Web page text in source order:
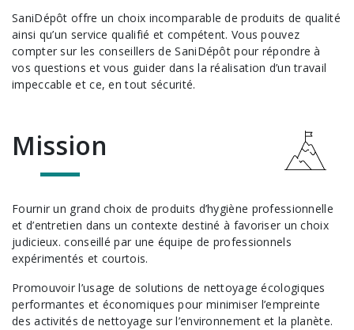
SaniDépôt offre un choix incomparable de produits de qualité
ainsi qu’un service qualifié et compétent. Vous pouvez
compter sur les conseillers de SaniDépôt pour répondre à
vos questions et vous guider dans la réalisation d’un travail
impeccable et ce, en tout sécurité.
Mission
Fournir un grand choix de produits d’hygiène professionnelle
et d’entretien dans un contexte destiné à favoriser un choix
judicieux. conseillé par une équipe de professionnels
expérimentés et courtois.
Promouvoir l’usage de solutions de nettoyage écologiques
performantes et économiques pour minimiser l’empreinte
des activités de nettoyage sur l’environnement et la planète.